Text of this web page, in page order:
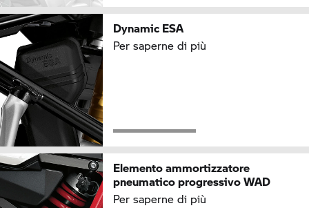
Dynamic ESA
Per saperne di più
Elemento ammortizzatore
pneumatico progressivo WAD
Per saperne di più